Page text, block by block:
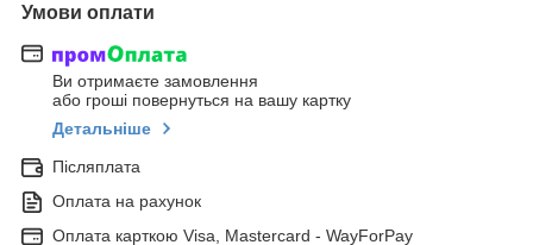
Умови оплати
Ви отримаєте замовлення
або гроші повернуться на вашу картку
Детальніше
Післяплата
Оплата на рахунок
Оплата карткою Visa, Mastercard - WayForPay